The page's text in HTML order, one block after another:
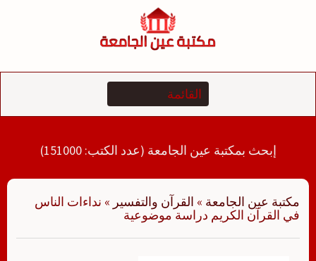
إبحث بمكتبة عين الجامعة (عدد الكتب: 151000)
مكتبة عين الجامعة » القرآن والتفسير » نداءات الناس
في القرآن الكريم دراسة موضوعية